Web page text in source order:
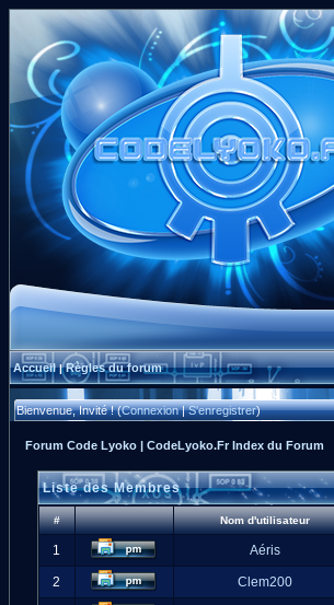
Accueil|Règles du forum
Bienvenue, Invité ! (Connexion|S'enregistrer)
Forum Code Lyoko | CodeLyoko.Fr Index du Forum
Liste des Membres
# Nom d'utilisateur
1 Aéris
2 Clem200